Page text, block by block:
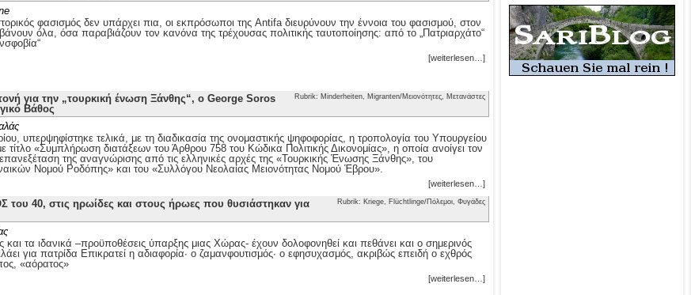
φασισμός δεν υπάρχει πια, οι εκπρόσωποι της Antifa διευρύνουν την έννοια του φασισμού, στον
όλα, όσα παραβιάζουν τον κανόνα της τρέχουσας πολιτικής ταυτοποίησης: από το „Πατριαρχάτο“
[weiterlesen…]
Rubrik: Minderheiten, Migranten/Μειονότητες, Μετανάστες
για την „τουρκική ένωση Ξάνθης“, ο George Soros
Βάθος
υπερψηφίστηκε τελικά, με τη διαδικασία της ονομαστικής ψηφοφορίας, η τροπολογία του Υπουργείου
τίτλο «Συμπλήρωση διατάξεων του Άρθρου 758 του Κώδικα Πολιτικής Δικονομίας», η οποία ανοίγει τον
της αναγνώρισης από τις ελληνικές αρχές της «Τουρκικής Ένωσης Ξάνθης», του
Νομού Ροδόπης» και του «Συλλόγου Νεολαίας Μειονότητας Νομού Έβρου».
[weiterlesen…]
Rubrik: Kriege, Flüchtlinge/Πόλεμοι, Φυγάδες
του 40, στις ηρωίδες και στους ήρωες που θυσιάστηκαν για
και τα ιδανικά –προϋποθέσεις ύπαρξης μιας Χώρας- έχουν δολοφονηθεί και πεθάνει και ο σημερινός
για πατρίδα Επικρατεί η αδιαφορία· ο ζαμανφουτισμός· ο εφησυχασμός, ακριβώς επειδή ο εχθρός
«αόρατος»
[weiterlesen…]